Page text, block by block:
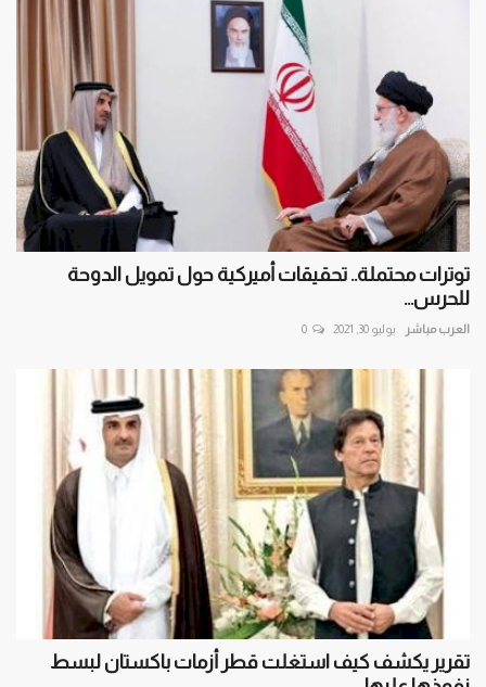
توترات محتملة.. تحقيقات أميركية حول تمويل الدوحة
للحرس...
العرب مباشر يوليو 30, 2021 0
تقرير يكشف كيف استغلت قطر أزمات باكستان لبسط